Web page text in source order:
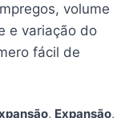
volume
e variação do
fácil de
, Expansão,